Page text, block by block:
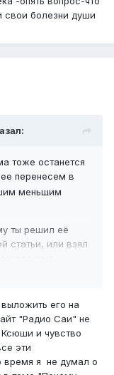
свои болезни души
тоже останется
перенесем в
меньшим
ты решил её
статьи, или взял
его на
"Радио Саи" не
и чувство
эти
время я не думал о